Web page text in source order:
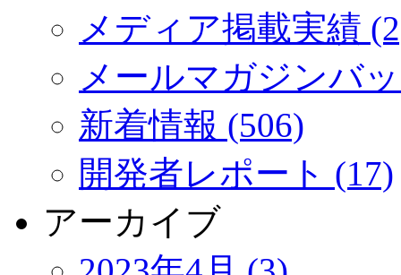
メディア掲載実績
メールマガジンバ
新着情報 (506)
開発者レポート (17)
アーカイブ